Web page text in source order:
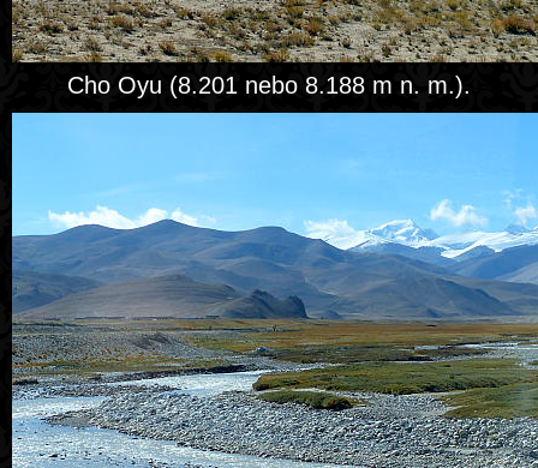
Cho Oyu (8.201 nebo 8.188 m n. m.).